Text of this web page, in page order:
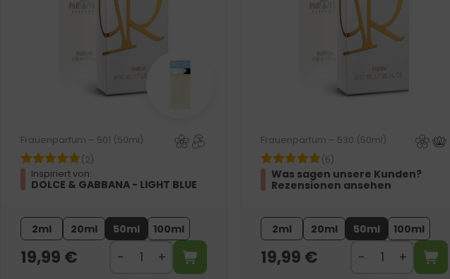
Frauenparfum – 501 (50ml)
(2)
Inspiriert von:
DOLCE & GABBANA - LIGHT BLUE
2ml 20ml 50ml 100ml
19,99 €
Frauenparfum – 530 (50ml)
(5)
Was sagen unsere Kunden?
Rezensionen ansehen
2ml 20ml 50ml 100ml
19,99 €